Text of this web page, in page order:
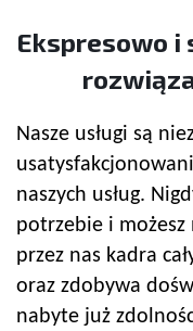
Ekspresowo i
Nasze usługi są
naszych usług.
potrzebie i możesz
przez nas kadra
oraz zdobywa
nabyte już